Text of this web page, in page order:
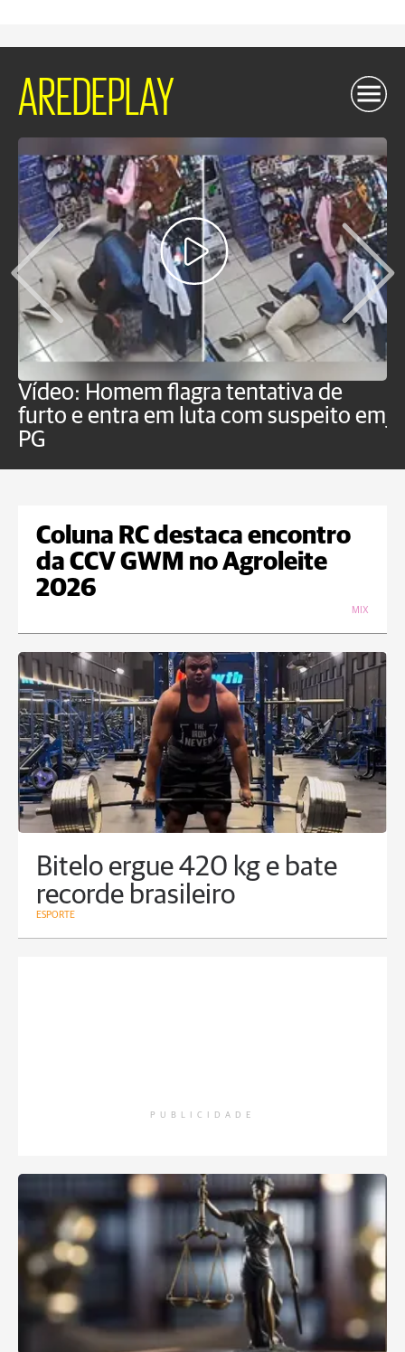
AREDEPLAY
Vídeo: Homem flagra tentativa de
furto e entra em luta com suspeito em
PG
Coluna RC destaca encontro
da CCV GWM no Agroleite
2026
MIX
Bitelo ergue 420 kg e bate
recorde brasileiro
ESPORTE
PUBLICIDADE